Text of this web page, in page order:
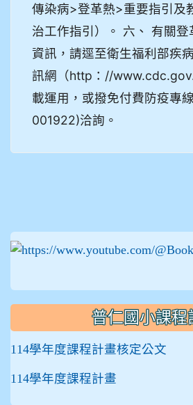
傳染病>登革熱>重要指引及
治工作指引）。 六、 有關
資訊，請逕至衛生福利部疾
訊網（http：//
載運用，或撥免付費防疫專
001922)洽詢。
普仁國小課程
114學年度課程計畫核定公文
114學年度課程計畫